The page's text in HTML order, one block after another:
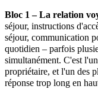
Bloc 1 – La relation
séjour, instructions
séjour, communication
quotidien – parfois
simultanément. C'est
propriétaire, et l'un des
réponse trop long en